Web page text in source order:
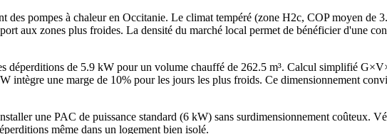
des pompes à chaleur en Occitanie. Le climat tempéré (zone H2c, COP moyen de
aux zones plus froides. La densité du marché local permet de bénéficier d'une
de 5.9 kW pour un volume chauffé de 262.5 m³. Calcul simplifié
une marge de 10% pour les jours les plus froids. Ce dimensionnement
une PAC de puissance standard (6 kW) sans surdimensionnement coûteux.
même dans un logement bien isolé.